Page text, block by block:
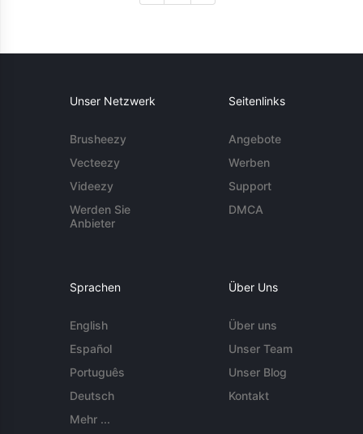
Unser Netzwerk
Brusheezy
Vecteezy
Videezy
Werden Sie
Anbieter
Seitenlinks
Angebote
Werben
Support
DMCA
Sprachen
English
Español
Português
Deutsch
Mehr ...
Über Uns
Über uns
Unser Team
Unser Blog
Kontakt